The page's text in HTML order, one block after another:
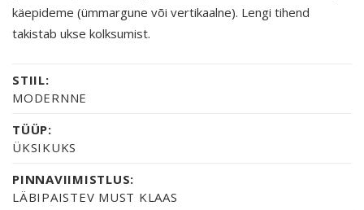
käepideme (ümmargune või vertikaalne). Lengi tihend
takistab ukse kolksumist.
STIIL:
MODERNNE
TÜÜP:
ÜKSIKUKS
PINNAVIIMISTLUS:
LÄBIPAISTEV MUST KLAAS